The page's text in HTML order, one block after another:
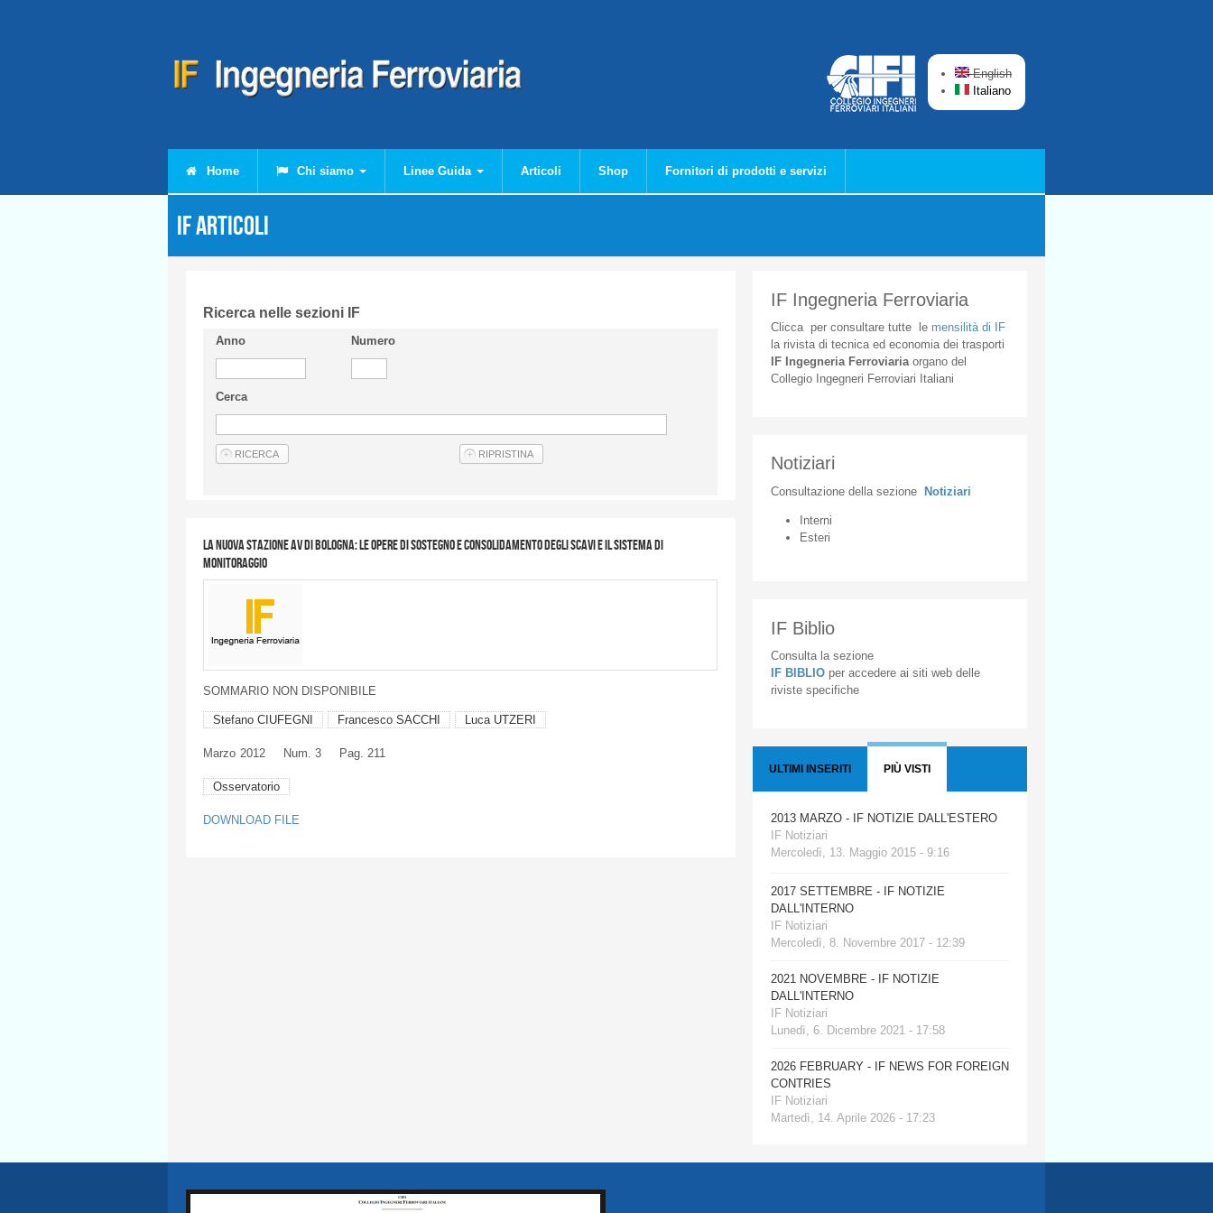
English
Italiano
Home Chi siamo Linee Guida Articoli Shop Fornitori di prodotti e servizi
IF Articoli
Ricerca nelle sezioni IF
Anno Numero
Cerca
La nuova stazione AV di Bologna: le opere di sostegno e consolidamento degli scavi e il sistema di
monitoraggio
SOMMARIO NON DISPONIBILE
Stefano CIUFEGNI Francesco SACCHI Luca UTZERI
Marzo 2012 Num. 3 Pag. 211
Osservatorio
DOWNLOAD FILE
IF Ingegneria Ferroviaria
Cliccaper consultare tuttele mensilità di IF
la rivista di tecnica ed economia dei trasporti
IF Ingegneria Ferroviaria organodel
Collegio
Ingegneri Ferroviari Italiani
Notiziari
Consultazione della sezione Notiziari
Interni
Esteri
IF Biblio
Consulta la sezione
IF BIBLIO per accedere ai siti web delle
riviste specifiche
ULTIMI INSERITI PIÙ VISTI
2013 MARZO - IF NOTIZIE DALL'ESTERO
IF Notiziari
Mercoledì, 13. Maggio 2015 - 9:16
2017 SETTEMBRE - IF NOTIZIE
DALL'INTERNO
IF Notiziari
Mercoledì, 8. Novembre 2017 - 12:39
2021 NOVEMBRE - IF NOTIZIE
DALL'INTERNO
IF Notiziari
Lunedì, 6. Dicembre 2021 - 17:58
2026 FEBRUARY - IF NEWS FOR FOREIGN
CONTRIES
IF Notiziari
Martedì, 14. Aprile 2026 - 17:23